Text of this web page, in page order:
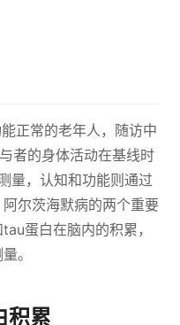
正常的老年人，随访中
者的身体活动在基线时
量，认知和功能则通过
尔茨海默病的两个重要
蛋白在脑内的积累，
。
积累